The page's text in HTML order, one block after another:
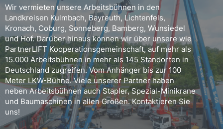
Wir vermieten unsere Arbeitsbühnen in den
Landkreisen Kulmbach, Bayreuth, Lichtenfels,
Kronach, Coburg, Sonneberg, Bamberg, Wunsiedel
und Hof. Darüber hinaus können wir über unsere wie
PartnerLIFT Kooperationsgemeinschaft, auf mehr als
15.000 Arbeitsbühnen in mehr als 145 Standorten in
Deutschland zugreifen. Vom Anhänger bis zur 100
Meter LKW-Bühne. Viele unserer Partner haben
neben Arbeitsbühnen auch Stapler, Spezial-Minikrane
und Baumaschinen in allen Größen. Kontaktieren Sie
uns!